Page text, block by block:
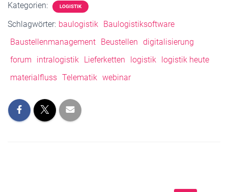
Kategorien: LOGISTIK
Schlagwörter: baulogistik
Baulogistiksoftware
Baustellenmanagement
Beustellen digitalisierung
forum
intralogistik Lieferketten logistik
logistik heute
materialfluss Telematik webinar